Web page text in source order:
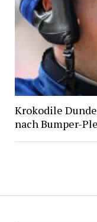
Krokodile
nach Bumper-